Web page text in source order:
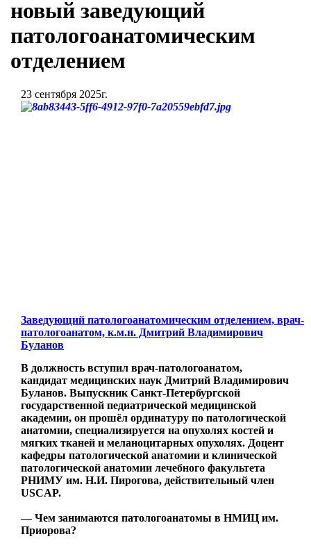
новый заведующий
патологоанатомическим
отделением
23 сентября 2025г.
Заведующий патологоанатомическим отделением, врач-
патологоанатом, к.м.н. Дмитрий Владимирович
Буланов
В должность вступил врач-патологоанатом,
кандидат медицинских наук Дмитрий Владимирович
Буланов. Выпускник Санкт-Петербургской
государственной педиатрической медицинской
академии, он прошёл ординатуру по патологической
анатомии, специализируется на опухолях костей и
мягких тканей и меланоцитарных опухолях. Доцент
кафедры патологической анатомии и клинической
патологической анатомии лечебного факультета
РНИМУ им. Н.И. Пирогова, действительный член
USCAP.
— Чем занимаются патологоанатомы в НМИЦ им.
Приорова?